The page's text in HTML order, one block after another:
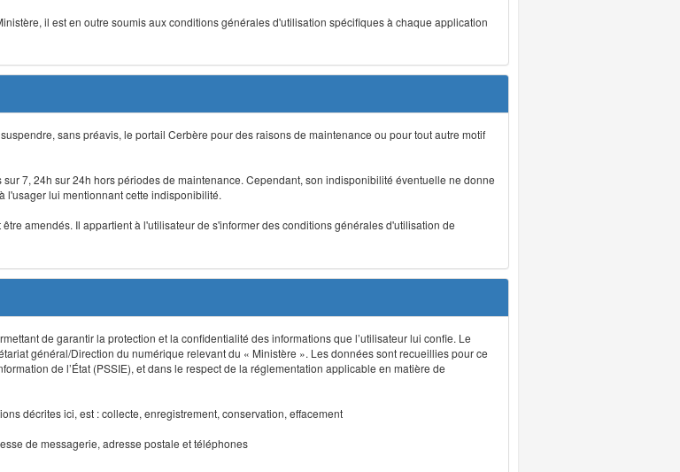
il est en outre soumis aux conditions générales d'utilisation spécifiques à chaque application
sans préavis, le portail Cerbère pour des raisons de maintenance ou pour tout autre motif
7, 24h sur 24h hors périodes de maintenance. Cependant, son indisponibilité éventuelle ne donne
l'usager lui mentionnant cette indisponibilité.
amendés. Il appartient à l'utilisateur de s'informer des conditions générales d'utilisation de
de garantir la protection et la confidentialité des informations que l’utilisateur lui confie. Le
général/Direction du numérique relevant du « Ministère ». Les données sont recueillies pour ce
de l’État (PSSIE), et dans le respect de la réglementation applicable en matière de
décrites ici, est : collecte, enregistrement, conservation, effacement
de messagerie, adresse postale et téléphones